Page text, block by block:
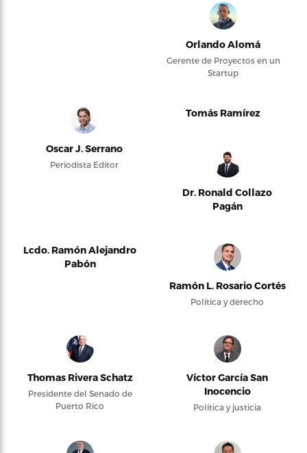
Orlando Alomá
Gerente de Proyectos en un
Startup
Oscar J. Serrano
Periodista Editor
Tomás Ramírez
Dr. Ronald Collazo
Pagán
Lcdo. Ramón Alejandro
Pabón
Ramón L. Rosario Cortés
Política y derecho
Thomas Rivera Schatz
Presidente del Senado de
Puerto Rico
Víctor García San
Inocencio
Política y justicia